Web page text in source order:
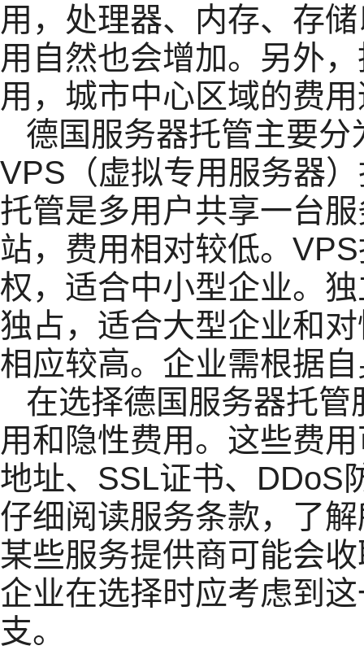
用，处理器、内存、存
用自然也会增加。另外
用，城市中心区域的费
德国服务器托管主要
VPS（虚拟专用服务器
托管是多用户共享一台
站，费用相对较低。
权，适合中小型企业。
独占，适合大型企业和
相应较高。企业需根据
在选择德国服务器托
用和隐性费用。这些费
地址、SSL证书、DDoS
仔细阅读服务条款，了
某些服务提供商可能会
企业在选择时应考虑到
支。